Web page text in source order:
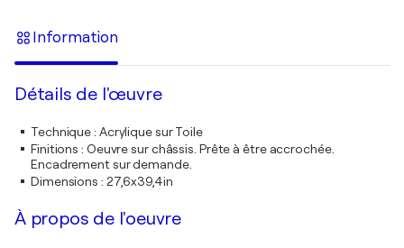
Information
Détails de l'œuvre
Technique: Acrylique sur Toile
Finitions : Oeuvre sur châssis. Prête à être accrochée.
Encadrement sur demande.
Dimensions : 27,6x39,4in
À propos de l'oeuvre